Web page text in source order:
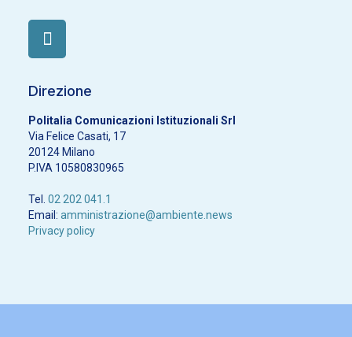
Direzione
Politalia Comunicazioni Istituzionali Srl
Via Felice Casati, 17
20124 Milano
P.IVA 10580830965
Tel. 02 202 041.1
Email: amministrazione@ambiente.news
Privacy policy